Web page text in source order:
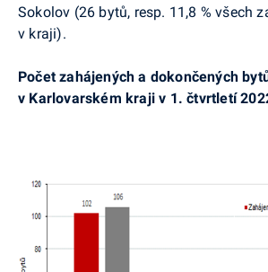
Sokolov (26 bytů, resp. 11,8 % všech
v kraji).
Počet zahájených a dokončených
v Karlovarském kraji v 1. čtvrtletí